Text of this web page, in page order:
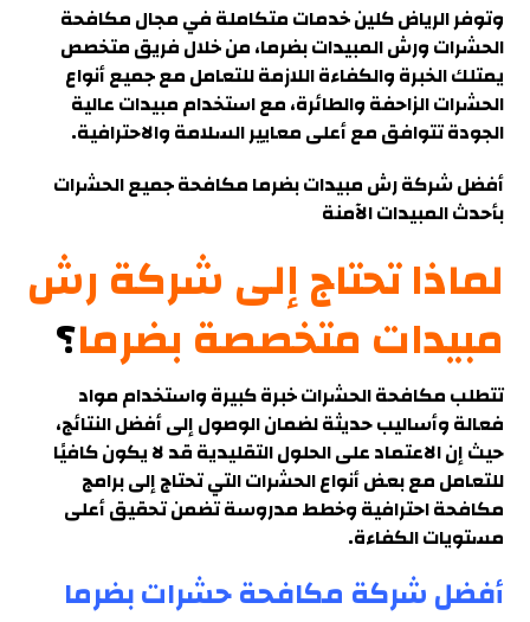
وتوفر الرياض كلين خدمات متكاملة في مجال مكافحة
الحشرات ورش المبيدات بضرما، من خلال فريق متخصص
يمتلك الخبرة والكفاءة اللازمة للتعامل مع جميع أنواع
الحشرات الزاحفة والطائرة، مع استخدام مبيدات عالية
الجودة تتوافق مع أعلى معايير السلامة والاحترافية.
أفضل شركة رش مبيدات بضرمامكافحة جميع الحشرات
بأحدث المبيدات الآمنة
لماذا تحتاج إلى شركة رش
مبيدات متخصصة بضرما؟
تتطلب مكافحة الحشرات خبرة كبيرة واستخدام مواد
فعالة وأساليب حديثة لضمان الوصول إلى أفضل النتائج،
حيث إن الاعتماد على الحلول التقليدية قد لا يكون كافيًا
للتعامل مع بعض أنواع الحشرات التي تحتاج إلى برامج
مكافحة احترافية وخطط مدروسة تضمن تحقيق أعلى
مستويات الكفاءة.
أفضل شركة مكافحة حشرات بضرما